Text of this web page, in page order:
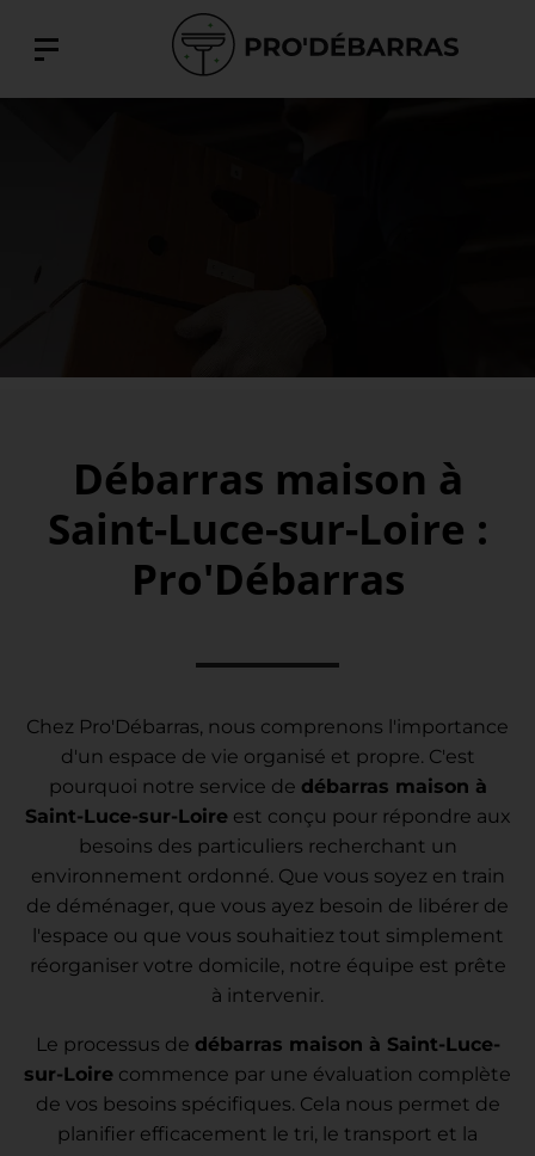
Débarras maison à
Saint-Luce-sur-Loire :
Pro'Débarras
Chez Pro'Débarras, nous comprenons l'importance
d'un espace de vie organisé et propre. C'est
pourquoi notre service de débarras maison à
Saint-Luce-sur-Loireest conçu pour répondre aux
besoins des particuliers recherchant un
environnement ordonné. Que vous soyez en train
de déménager, que vous ayez besoin de libérer de
l'espace ou que vous souhaitiez tout simplement
réorganiser votre domicile, notre équipe est prête
à intervenir.
Le processus de débarras maison à Saint-Luce-
sur-Loire commence par une évaluation complète
de vos besoins spécifiques. Cela nous permet de
planifier efficacement le tri, le transport et la